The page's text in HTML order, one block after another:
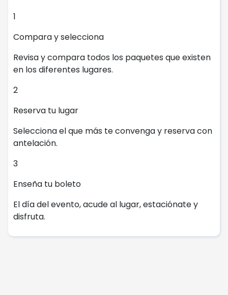
1
Compara y selecciona
Revisa y compara todos los paquetes que existen
en los diferentes lugares.
2
Reserva tu lugar
Selecciona el que más te convenga y reserva con
antelación.
3
Enseña tu boleto
El día del evento, acude al lugar, estaciónate y
disfruta.